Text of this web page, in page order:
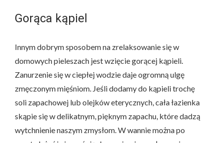
Gorąca kąpiel
Innym dobrym sposobem na zrelaksowanie się w
domowych pieleszach jest wzięcie gorącej kąpieli.
Zanurzenie się w ciepłej wodzie daje ogromną ulgę
zmęczonym mięśniom. Jeśli dodamy do kąpieli trochę
soli zapachowej lub olejków eterycznych, cała łazienka
skąpie się w delikatnym, pięknym zapachu, które dadzą
wytchnienie naszym zmysłom. W wannie można po